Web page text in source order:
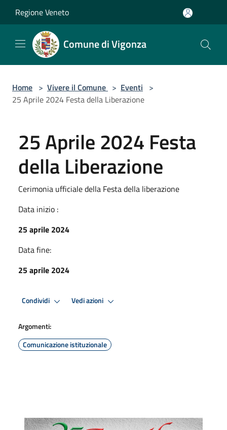
Regione Veneto
Comune di Vigonza
Home > Vivere il Comune > Eventi >
25 Aprile 2024 Festa della Liberazione
25 Aprile 2024 Festa
della Liberazione
Cerimonia ufficiale della Festa della liberazione
Data inizio :
25 aprile 2024
Data fine:
25 aprile 2024
Condividi Vedi azioni
Argomenti:
Comunicazione istituzionale